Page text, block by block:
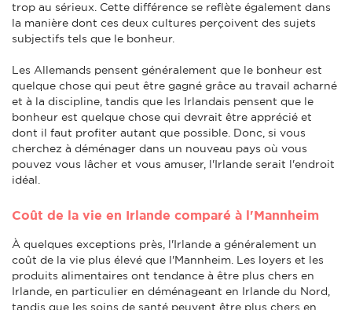
trop au sérieux. Cette différence se reflète également dans
la manière dont ces deux cultures perçoivent des sujets
subjectifs tels que le bonheur.
Les Allemands pensent généralement que le bonheur est
quelque chose qui peut être gagné grâce au travail acharné
et à la discipline, tandis que les Irlandais pensent que le
bonheur est quelque chose qui devrait être apprécié et
dont il faut profiter autant que possible. Donc, si vous
cherchez à déménager dans un nouveau pays où vous
pouvez vous lâcher et vous amuser, l'Irlande serait l'endroit
idéal.
Coût de la vie en Irlande comparé à l'Mannheim
À quelques exceptions près, l'Irlande a généralement un
coût de la vie plus élevé que l'Mannheim. Les loyers et les
produits alimentaires ont tendance à être plus chers en
Irlande, en particulier en déménageant en Irlande du Nord,
tandis que les soins de santé peuvent être plus chers en